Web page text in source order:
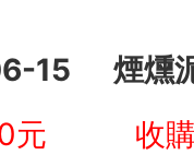
15
煙燻
元
收